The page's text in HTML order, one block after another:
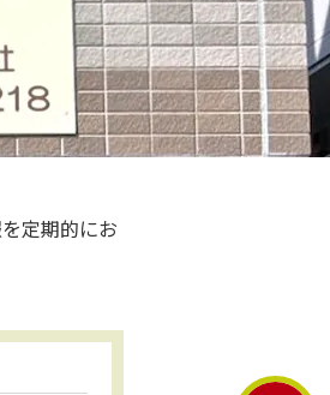
定期的にお